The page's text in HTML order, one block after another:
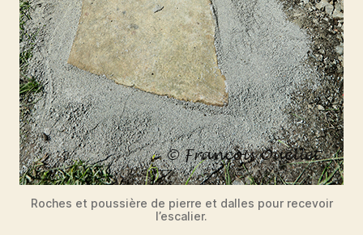
Roches et poussière de pierre et dalles pour recevoir
l’escalier.